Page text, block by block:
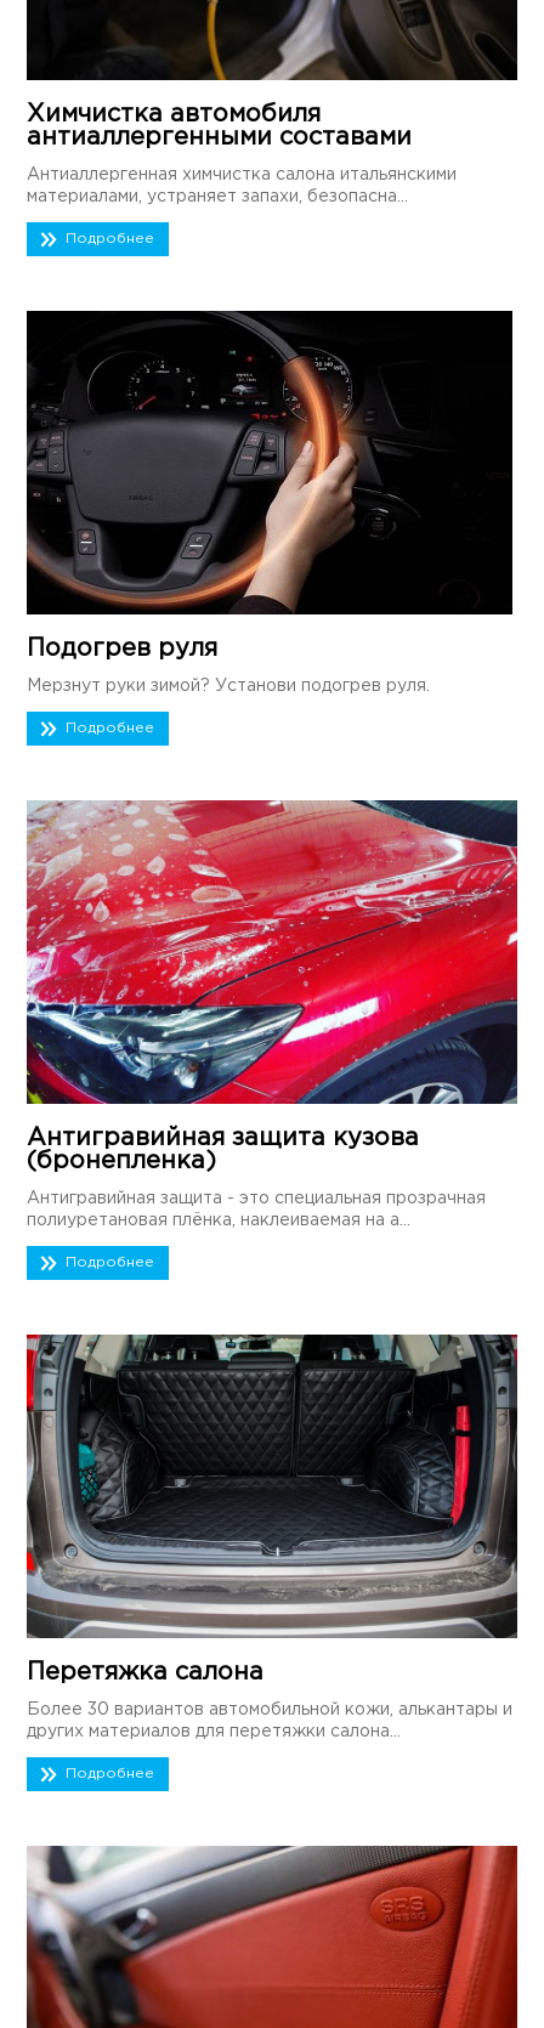
Химчистка автомобиля
антиаллергенными составами
Антиаллергенная химчистка салона итальянскими
материалами, устраняет запахи, безопасна...
Подробнее
Подогрев руля
Мерзнут руки зимой? Установи подогрев руля.
Подробнее
Антигравийная защита кузова
(бронепленка)
Антигравийная защита - это специальная прозрачная
полиуретановая плёнка, наклеиваемая на а...
Подробнее
Перетяжка салона
Более 30 вариантов автомобильной кожи, алькантары и
других материалов для перетяжки салона...
Подробнее